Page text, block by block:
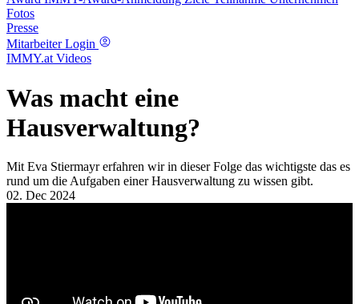
Fotos
Presse
Mitarbeiter Login
IMMY.at Videos
Was macht eine
Hausverwaltung?
Mit Eva Stiermayr erfahren wir in dieser Folge das wichtigste das es
rund um die Aufgaben einer Hausverwaltung zu wissen gibt.
02. Dec 2024